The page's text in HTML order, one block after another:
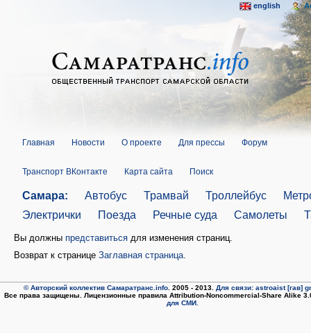
Главная Новости О проекте Для прессы Форум
Транспорт ВКонтакте Карта сайта Поиск
Самара: Автобус Трамвай Троллейбус
Электрички
Поезда Речные суда Самолеты
Вы должны представиться для изменения страниц.
Возврат к странице Заглавная страница.
english
© Авторский коллектив Самаратранс.info. 2005 - 2013. Для связи: astroaist [гав]
Все права защищены. Лицензионные правила Attribution-Noncommercial-Share Alike
для СМИ.